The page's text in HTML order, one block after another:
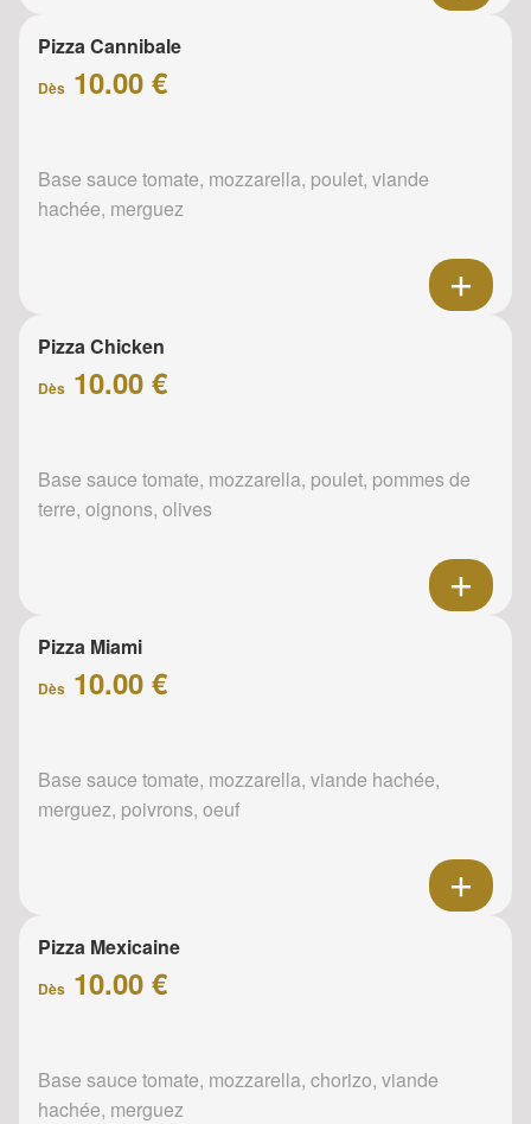
Pizza Cannibale
Dès 10.00 €
Base sauce tomate, mozzarella, poulet, viande
hachée, merguez
Pizza Chicken
Dès 10.00 €
Base sauce tomate, mozzarella, poulet, pommes de
terre, oignons, olives
Pizza Miami
Dès 10.00 €
Base sauce tomate, mozzarella, viande hachée,
merguez, poivrons, oeuf
Pizza Mexicaine
Dès 10.00 €
Base sauce tomate, mozzarella, chorizo, viande
hachée, merguez